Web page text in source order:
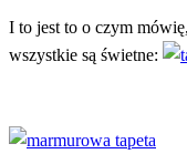
I to jest to o czym
wszystkie są świetne: